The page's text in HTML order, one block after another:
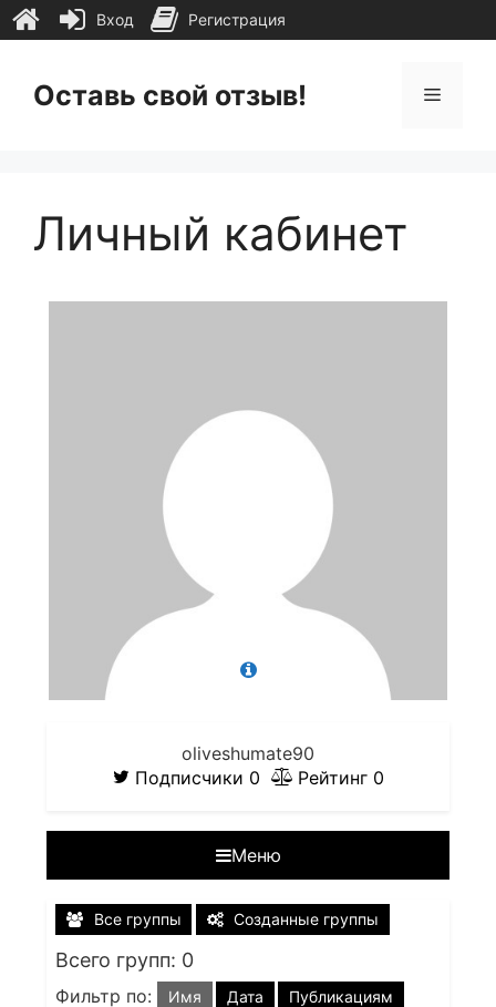
содержимому
Оставь свой отзыв! Меню
Личный кабинет
oliveshumate90
Подписчики 0 Рейтинг 0
Меню
Все группы Созданные группы
Всего групп: 0
Фильтр по: Имя Дата
Публикациям
Вход Регистрация